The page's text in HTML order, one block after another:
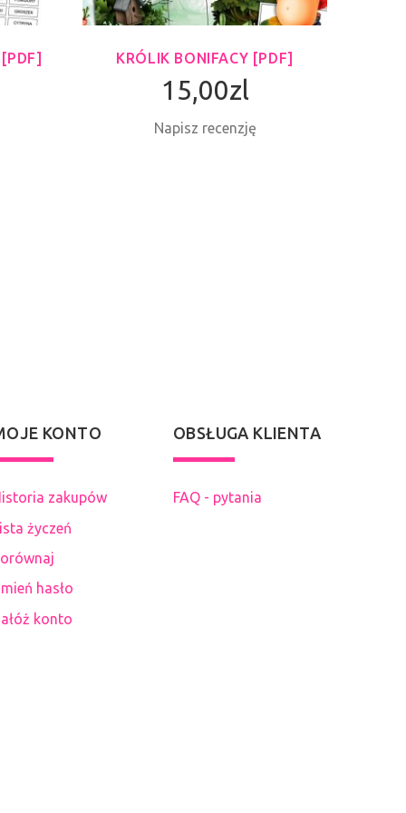
KRÓLIK BONIFACY [PDF]
15,00zl
Napisz recenzję
KONTO
zakupów
życzeń
hasło
konto
OBSŁUGA KLIENTA
FAQ - pytania